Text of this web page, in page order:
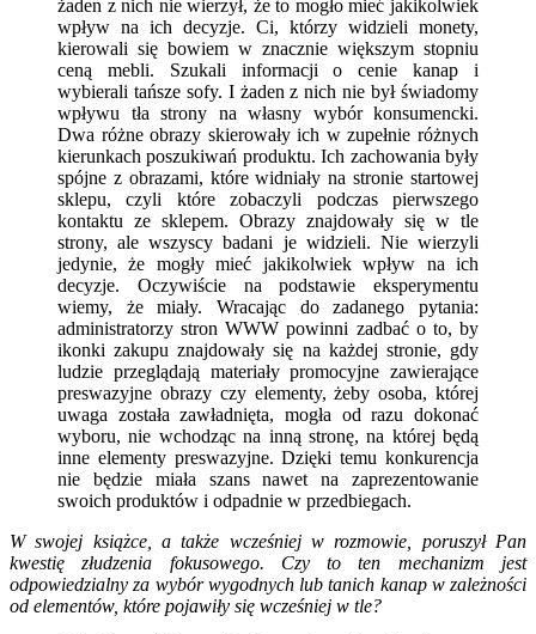
żaden z nich nie wierzył, że to mogło mieć jakikolwiek
wpływ na ich decyzje. Ci, którzy widzieli monety,
kierowali się bowiem w znacznie większym stopniu
ceną mebli. Szukali informacji o cenie kanap i
wybierali tańsze sofy. I żaden z nich nie był świadomy
wpływu tła strony na własny wybór konsumencki.
Dwa różne obrazy skierowały ich w zupełnie różnych
kierunkach poszukiwań produktu. Ich zachowania były
spójne z obrazami, które widniały na stronie startowej
sklepu, czyli które zobaczyli podczas pierwszego
kontaktu ze sklepem. Obrazy znajdowały się w tle
strony, ale wszyscy badani je widzieli. Nie wierzyli
jedynie, że mogły mieć jakikolwiek wpływ na ich
decyzje. Oczywiście na podstawie eksperymentu
wiemy, że miały. Wracając do zadanego pytania:
administratorzy stron WWW powinni zadbać o to, by
ikonki zakupu znajdowały się na każdej stronie, gdy
ludzie przeglądają materiały promocyjne zawierające
preswazyjne obrazy czy elementy, żeby osoba, której
uwaga została zawładnięta, mogła od razu dokonać
wyboru, nie wchodząc na inną stronę, na której będą
inne elementy preswazyjne. Dzięki temu konkurencja
nie będzie miała szans nawet na zaprezentowanie
swoich produktów i odpadnie w przedbiegach.
W swojej książce, a także wcześniej w rozmowie, poruszył Pan
kwestię złudzenia fokusowego. Czy to ten mechanizm jest
odpowiedzialny za wybór wygodnych lub tanich kanap w zależności
od elementów, które pojawiły się wcześniej w tle?